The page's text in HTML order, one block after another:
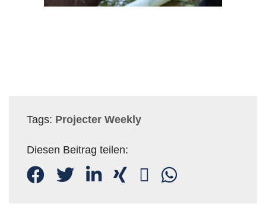
Tags: Projecter Weekly
Diesen Beitrag teilen: